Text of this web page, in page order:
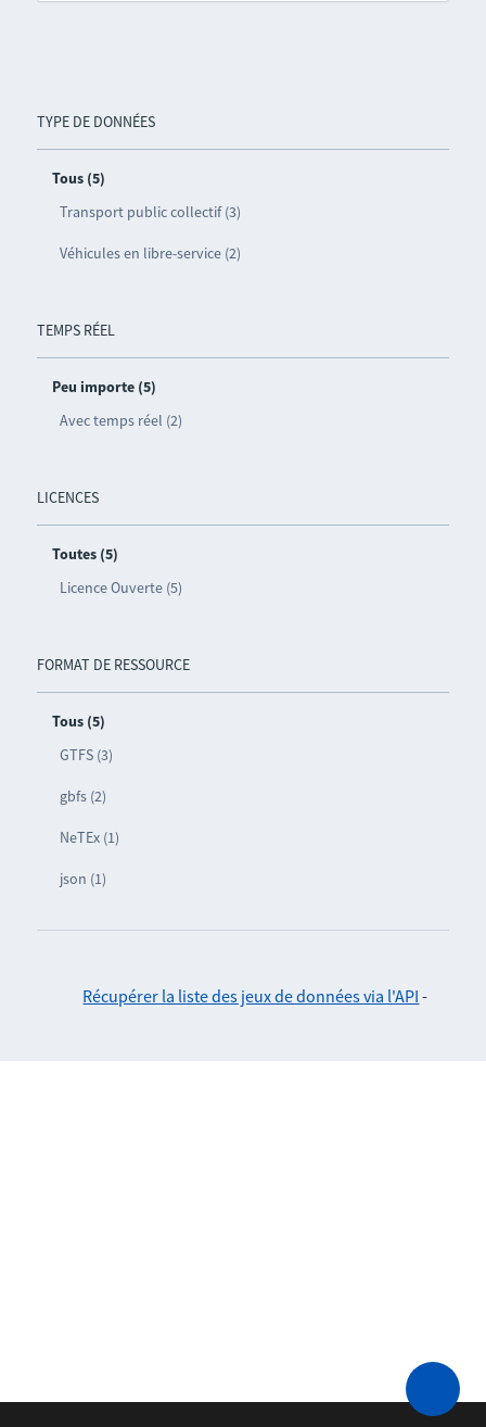
TYPE DE DONNÉES
Tous (5)
Transport public collectif (3)
Véhicules en libre-service (2)
TEMPS RÉEL
Peu importe (5)
Avec temps réel (2)
LICENCES
Toutes (5)
Licence Ouverte (5)
FORMAT DE RESSOURCE
Tous (5)
GTFS (3)
gbfs (2)
NeTEx (1)
json (1)
Récupérer la liste des jeux de données via l'API -